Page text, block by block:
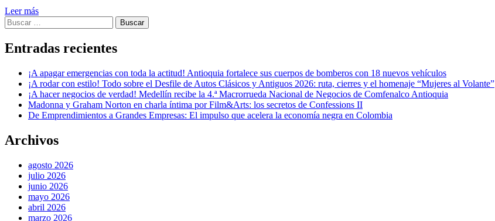
Leer más
Buscar:
Entradas recientes
¡A apagar emergencias con toda la actitud! Antioquia fortalece sus cuerpos de bomberos con 18 nuevos vehículos
¡A rodar con estilo! Todo sobre el Desfile de Autos Clásicos y Antiguos 2026: ruta, cierres y el homenaje “Mujeres al Volante”
¡A hacer negocios de verdad! Medellín recibe la 4.ª Macrorrueda Nacional de Negocios de Comfenalco Antioquia
Madonna y Graham Norton en charla íntima por Film&Arts: los secretos de Confessions II
De Emprendimientos a Grandes Empresas: El impulso que acelera la economía negra en Colombia
Archivos
agosto 2026
julio 2026
junio 2026
mayo 2026
abril 2026
marzo 2026